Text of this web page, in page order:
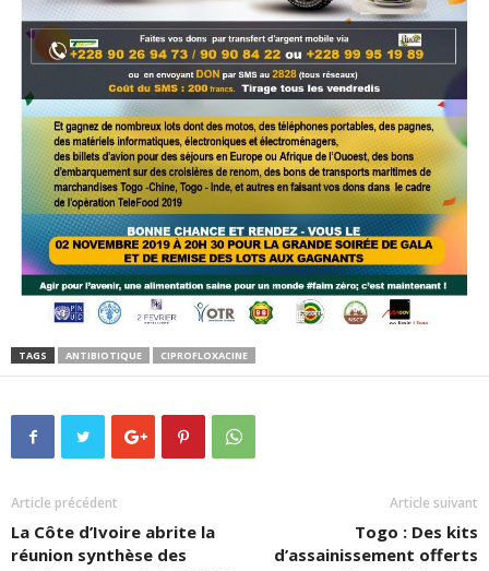
TAGS ANTIBIOTIQUE CIPROFLOXACINE
Article précédent
La Côte d’Ivoire abrite la
réunion synthèse des
Article suivant
Togo : Des kits
d’assainissement offerts